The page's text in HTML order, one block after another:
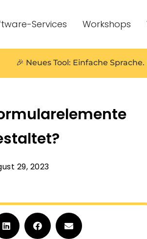
Services Workshops
🎉 Neues Tool: Einfache
29, 2023